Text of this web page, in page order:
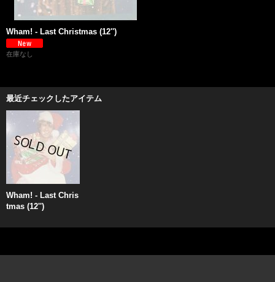
Wham! - Last Christmas (12'')
在庫なし
最近チェックしたアイテム
Wham! - Last Chris
tmas (12'')